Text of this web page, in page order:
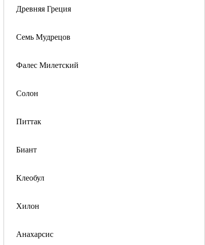
Древняя Греция
Семь Мудрецов
Фалес Милетский
Солон
Питтак
Биант
Клеобул
Хилон
Анахарсис